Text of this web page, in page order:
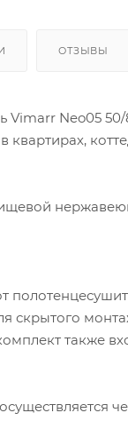
ОТЗЫВЫ
Vimarr Neo05
квартирах,
скрытого
также